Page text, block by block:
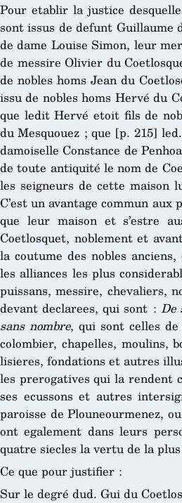
Pour etablir la justice
sont issus de defunt Guillaume
de dame Louise Simon, leur
de messire Olivier du
de nobles homs Jean du
issu de nobles homs Hervé du
que ledit Hervé etoit fils de
du Mesquouez ; que [p. 215]
damoiselle Constance de
de toute antiquité le nom de
les seigneurs de cette maison
C’est un avantage commun
que leur maison et s’estre
Coetlosquet, noblement et
la coutume des nobles
les alliances les plus
puissans, messire, chevaliers,
devant declarees, qui sont : De
sans nombre, qui sont celles
colombier, chapelles, moulins,
lisieres, fondations et autres
les prerogatives qui la rendent
ses ecussons et autres
paroisse de Plouneourmenez,
ont egalement dans leurs
quatre siecles la vertu de la
Ce que pour justifier :
Sur le degré dud. Gui du